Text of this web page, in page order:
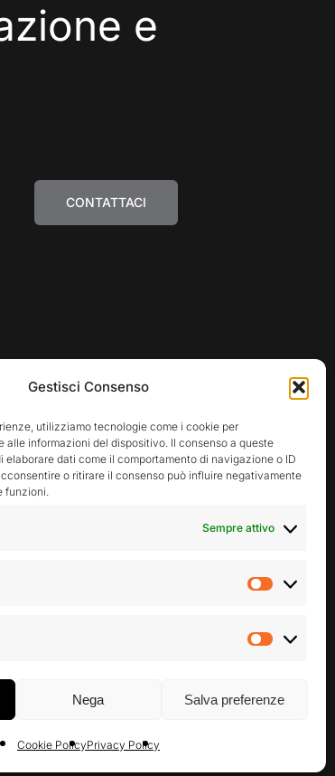
Gestisci Consenso
utilizziamo tecnologie come i cookie per
alle informazioni del dispositivo. Il consenso a queste
elaborare dati come il comportamento di navigazione o ID
o ritirare il consenso può influire negativamente
funzioni.
Sempre attivo
Nega Salva preferenze
Cookie PolicyPrivacy Policy
e
CONTATTACI
la privacy policy